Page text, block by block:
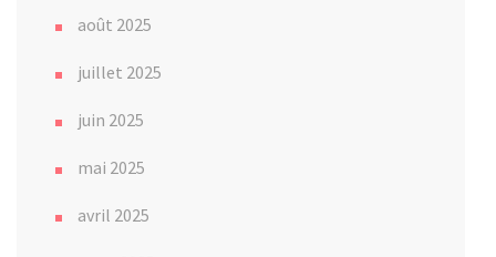
août 2025
juillet 2025
juin 2025
mai 2025
avril 2025